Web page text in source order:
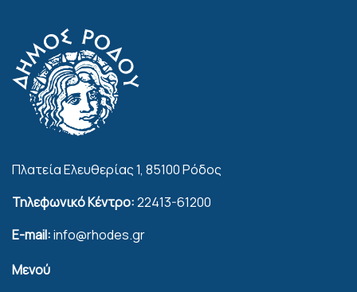
Πλατεία Ελευθερίας 1, 85100 Ρόδος
Τηλεφωνικό Κέντρο:22413-61200
E-mail:info@rhodes.gr
Μενού